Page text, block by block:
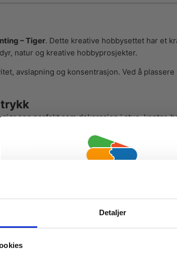
Detaljer
– Tiger. Dette kreative hobbysettet har et
natur og kreative hobbyprosjekter.
avslapning og konsentrasjon. Ved å
seg perfekt som dekorasjon i stue, kontor,
uttrykk.
og erfarne hobbyentusiaster.
gir mange timer med kreativ hygge. Den
Vil du ha
10%